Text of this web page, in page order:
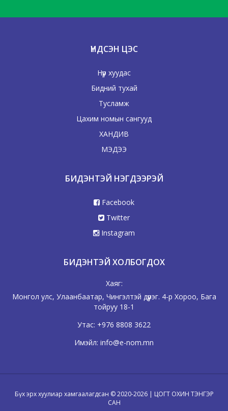
ҮНДСЭН ЦЭС
Нүүр хуудас
Бидний тухай
Тусламж
Цахим номын сангууд
ХАНДИВ
МЭДЭЭ
БИДЭНТЭЙ НЭГДЭЭРЭЙ
Facebook
Twitter
Instagram
БИДЭНТЭЙ ХОЛБОГДОХ
Хаяг:
Монгол улс, Улаанбаатар, Чингэлтэй дүүрэг. 4-р Хороо, Бага
тойруу 18-1
Утас: +976 8808 3622
Имэйл: info@e-nom.mn
Бүх эрх хуулиар хамгаалагдсан © 2020-2026 | ЦОГТ ОХИН ТЭНГЭР
САН